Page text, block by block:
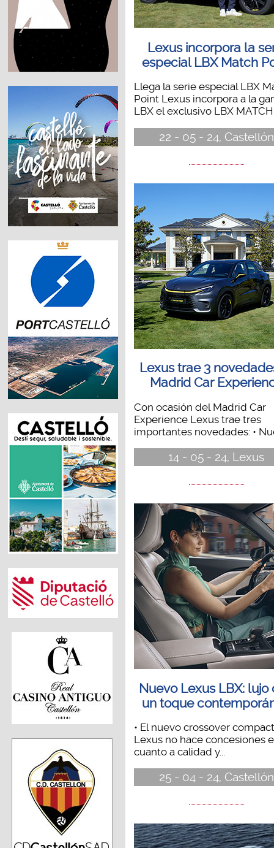
Lexus incorpora la
especial LBX Match
Llega la serie especial LBX
Point Lexus incorpora a la
LBX el exclusivo LBX
22 - 05 - 24, Castellón
Lexus trae 3
Madrid Car
Con ocasión del Madrid Car
Experience Lexus trae tres
importantes novedades: •
14 - 05 - 24, Lexus
Nuevo Lexus LBX: lujo
un toque
• El nuevo crossover
Lexus no hace concesiones
cuanto a calidad y...
25 - 04 - 24, Castellón